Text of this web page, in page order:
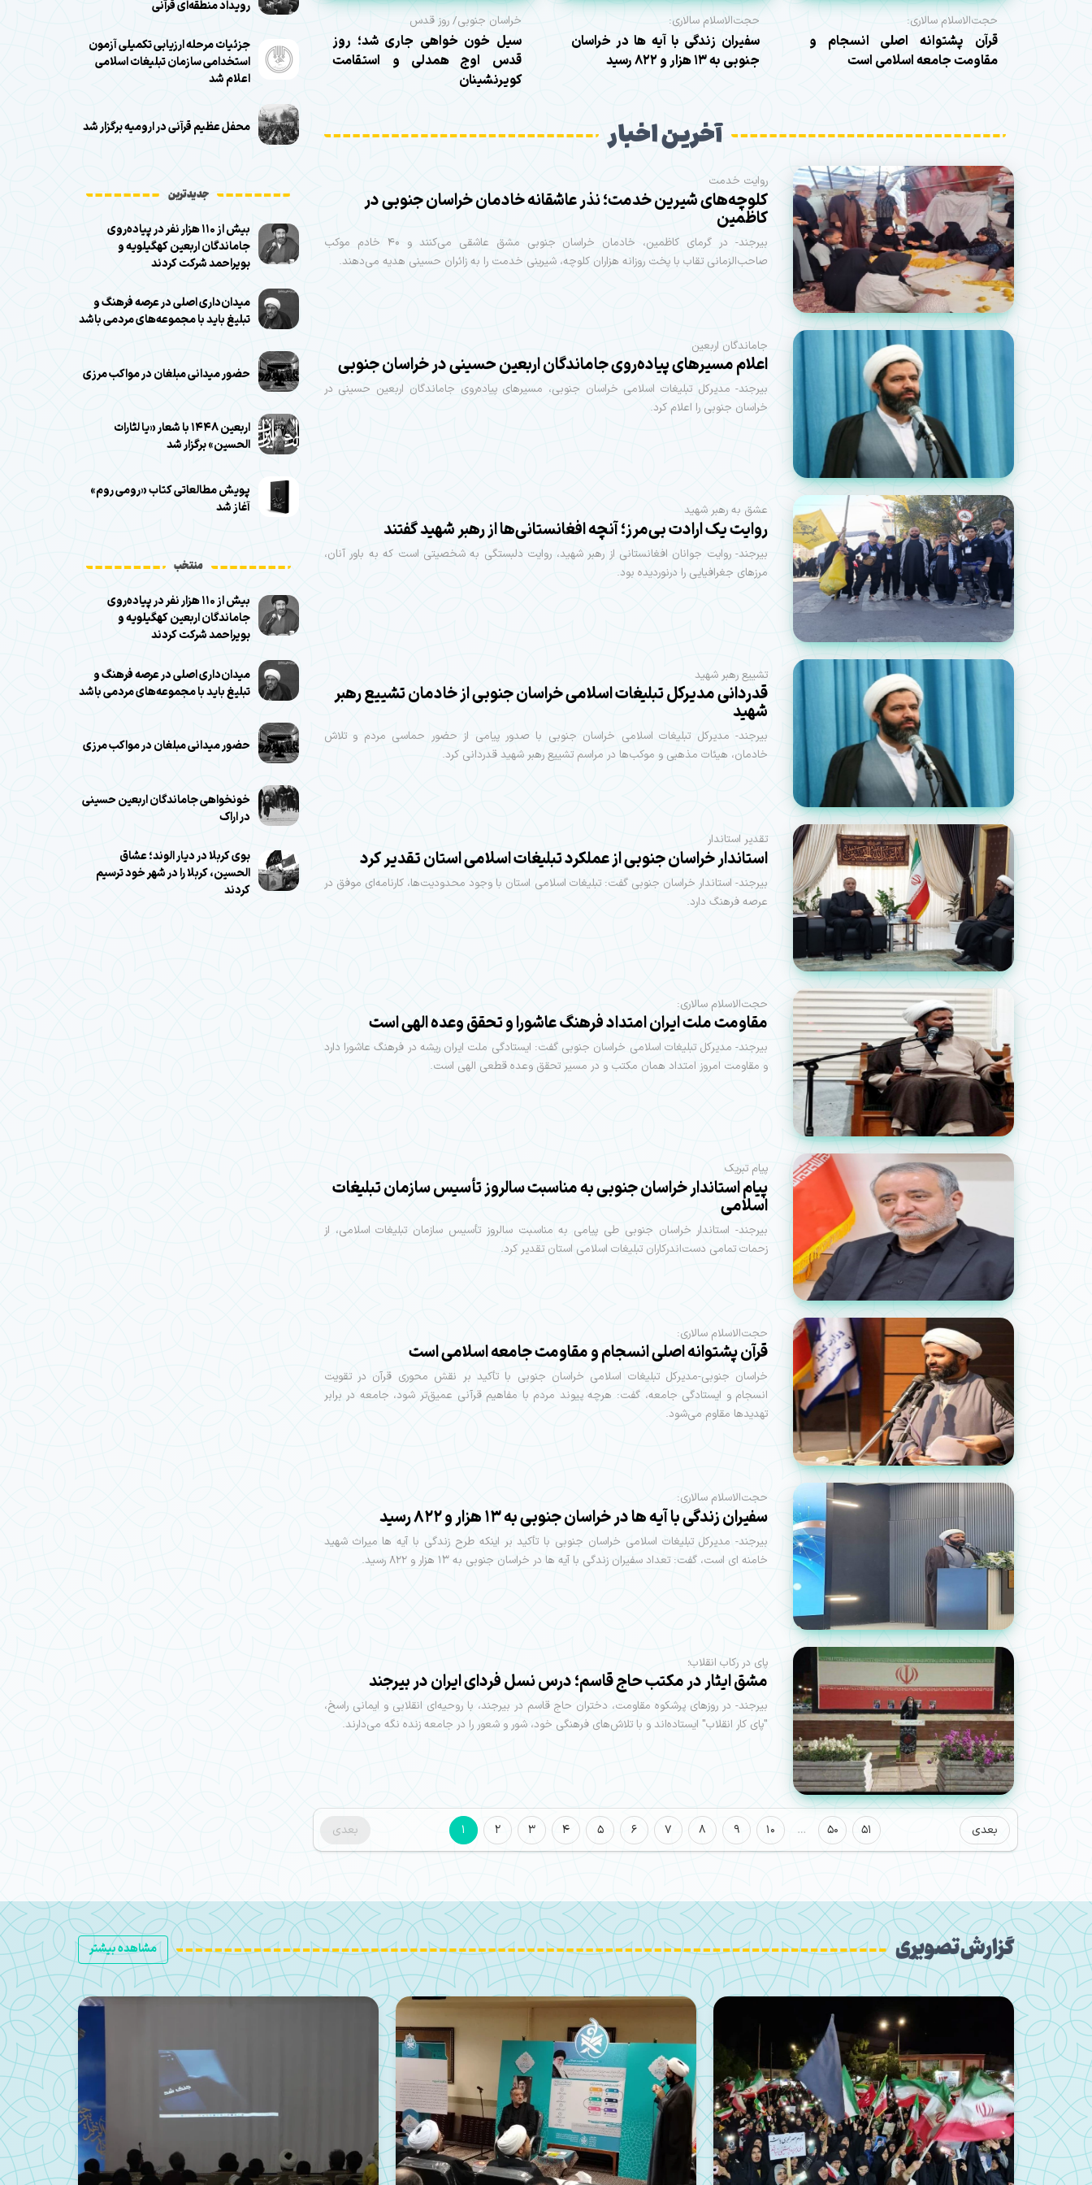
حجت‌الاسلام سالاری:
قرآن پشتوانه اصلی انسجام و
مقاومت جامعه اسلامی است
حجت‌الاسلام سالاری:
سفیران زندگی با آیه ها در خراسان
جنوبی به ۱۳ هزار و ۸۲۲ رسید
خراسان جنوبی/ روز قدس
سیل خون خواهی جاری شد؛ روز
قدس اوج همدلی و استقامت
کویرنشینان
آخرین اخبار
روایت خدمت
کلوچه‌های شیرین خدمت؛ نذر عاشقانه خادمان خراسان جنوبی در
کاظمین
بیرجند- در گرمای کاظمین، خادمان خراسان جنوبی مشق عاشقی می‌کنند و ۴۰ خادم موکب
صاحب‌الزمانی تقاب با پخت روزانه هزاران کلوچه، شیرینی خدمت را به زائران حسینی هدیه می‌دهند.
جاماندگان اربعین
اعلام مسیرهای پیاده‌روی جاماندگان اربعین حسینی در خراسان جنوبی
بیرجند- مدیرکل تبلیغات اسلامی خراسان جنوبی، مسیرهای پیاده‌روی جاماندگان اربعین حسینی در
خراسان جنوبی را اعلام کرد.
عشق به رهبر شهید
روایت یک ارادت بی‌مرز؛ آنچه افغانستانی‌ها از رهبر شهید گفتند
بیرجند- روایت جوانان افغانستانی از رهبر شهید، روایت دلبستگی به شخصیتی است که به باور آنان،
مرزهای جغرافیایی را درنوردیده بود.
تشییع رهبر شهید
قدردانی مدیرکل تبلیغات اسلامی خراسان جنوبی از خادمان تشییع رهبر
شهید
بیرجند- مدیرکل تبلیغات اسلامی خراسان جنوبی با صدور پیامی از حضور حماسی مردم و تلاش
خادمان، هیئات مذهبی و موکب‌ها در مراسم تشییع رهبر شهید قدردانی کرد.
تقدیر استاندار
استاندار خراسان جنوبی از عملکرد تبلیغات اسلامی استان تقدیر کرد
بیرجند- استاندار خراسان جنوبی گفت: تبلیغات اسلامی استان با وجود محدودیت‌ها، کارنامه‌ای موفق در
عرصه فرهنگ دارد.
حجت‌الاسلام سالاری:
مقاومت ملت ایران امتداد فرهنگ عاشورا و تحقق وعده الهی است
بیرجند- مدیرکل تبلیغات اسلامی خراسان جنوبی گفت: ایستادگی ملت ایران ریشه در فرهنگ عاشورا دارد
و مقاومت امروز امتداد همان مکتب و در مسیر تحقق وعده قطعی الهی است.
پیام تبریک
پیام استاندار خراسان جنوبی به مناسبت سالروز تأسیس سازمان تبلیغات
اسلامی
بیرجند- استاندار خراسان جنوبی طی پیامی به مناسبت سالروز تأسیس سازمان تبلیغات اسلامی، از
زحمات تمامی دست‌اندرکاران تبلیغات اسلامی استان تقدیر کرد.
حجت‌الاسلام سالاری:
قرآن پشتوانه اصلی انسجام و مقاومت جامعه اسلامی است
خراسان جنوبی-مدیرکل تبلیغات اسلامی خراسان جنوبی با تأکید بر نقش محوری قرآن در تقویت
انسجام و ایستادگی جامعه، گفت: هرچه پیوند مردم با مفاهیم قرآنی عمیق‌تر شود، جامعه در برابر
تهدیدها مقاوم‌ می‌شود.
حجت‌الاسلام سالاری:
سفیران زندگی با آیه ها در خراسان جنوبی به ۱۳ هزار و ۸۲۲ رسید
بیرجند- مدیرکل تبلیغات اسلامی خراسان جنوبی با تأکید بر اینکه طرح زندگی با آیه ها میراث شهید
خامنه ای است، گفت: تعداد سفیران زندگی با آیه ها در خراسان جنوبی به ۱۳ هزار و ۸۲۲ رسید.
پای در رکاب انقلاب؛
مشق ایثار در مکتب حاج قاسم؛ درس نسل فردای ایران در بیرجند
بیرجند- در روزهای پرشکوه مقاومت، دختران حاج قاسم در بیرجند، با روحیه‌ای انقلابی و ایمانی راسخ،
"پای کار انقلاب" ایستاده‌اند و با تلاش‌های فرهنگی خود، شور و شعور را در جامعه زنده نگه می‌دارند.
بعدی بعدی 1 2 3 4 5 6 7 8 9 10 … 50 51
رویداد منطقه‌ای قرآنی
جزئیات مرحله ارزیابی تکمیلی آزمون
استخدامی سازمان تبلیغات اسلامی
اعلام شد
محفل عظیم قرآنی در ارومیه برگزار شد
جدیدترین
بیش از ۱۱۰ هزار نفر در پیاده‌روی
جاماندگان اربعین کهگیلویه و
بویراحمد شرکت کردند
میدان‌داری اصلی در عرصه فرهنگ و
تبلیغ باید با مجموعه‌های مردمی باشد
حضور میدانی مبلغان در مواکب مرزی
اربعین ۱۴۴۸ با شعار «یا لثارات
الحسین» برگزار شد
پویش مطالعاتی کتاب «رومی روم»
آغاز شد
منتخب
بیش از ۱۱۰ هزار نفر در پیاده‌روی
جاماندگان اربعین کهگیلویه و
بویراحمد شرکت کردند
میدان‌داری اصلی در عرصه فرهنگ و
تبلیغ باید با مجموعه‌های مردمی باشد
حضور میدانی مبلغان در مواکب مرزی
خونخواهی جاماندگان اربعین حسینی
در اراک
بوی کربلا در دیار الوند؛ عشاق
الحسین، کربلا را در شهر خود ترسیم
کردند
مشاهده بیشتر گزارش تصویری